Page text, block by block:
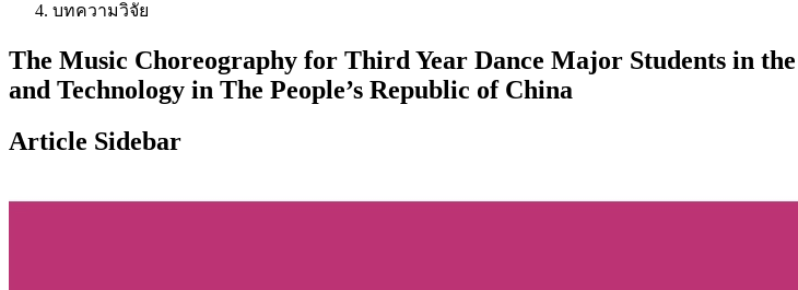
บทความวิจัย
The Music Choreography for Third Year Dance Major Students in
and Technology in The People’s Republic of China
Article Sidebar